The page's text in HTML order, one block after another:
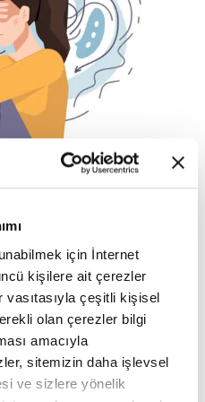
için İnternet
kişilere ait çerezler
vasıtasıyla çeşitli kişisel
olan çerezler bilgi
amacıyla
sitemizin daha işlevsel
ve sizlere yönelik
durum olmayan panik
kalp krizi geçirdiğini
sık sağlık
isteyebilir.